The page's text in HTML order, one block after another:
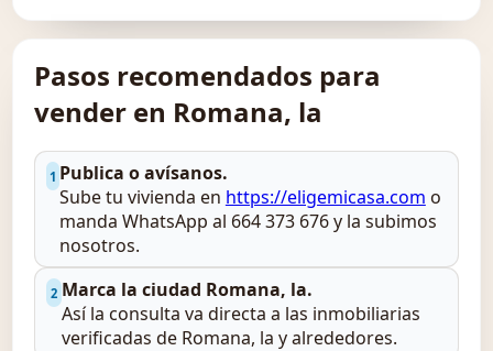
Pasos recomendados para
vender en Romana, la
1 Publica o avísanos.
Sube tu vivienda en https://eligemicasa.com o
manda WhatsApp al 664 373 676 y la subimos
nosotros.
2 Marca la ciudad Romana, la.
Así la consulta va directa a las inmobiliarias
verificadas de Romana, la y alrededores.